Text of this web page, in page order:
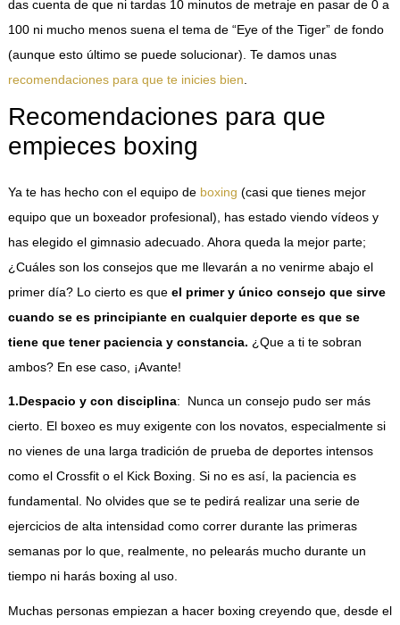
das cuenta de que ni tardas 10 minutos de metraje en pasar de 0 a
100 ni mucho menos suena el tema de “Eye of the Tiger” de fondo
(aunque esto último se puede solucionar). Te damos unas
recomendaciones para que te inicies bien.
Recomendaciones para que
empieces boxing
Ya te has hecho con el equipo de boxing (casi que tienes mejor
equipo que un boxeador profesional), has estado viendo vídeos y
has elegido el gimnasio adecuado. Ahora queda la mejor parte;
¿Cuáles son los consejos que me llevarán a no venirme abajo el
primer día? Lo cierto es que el primer y único consejo que sirve
cuando se es principiante en cualquier deporte es que se
tiene que tener paciencia y constancia. ¿Que a ti te sobran
ambos? En ese caso, ¡Avante!
1.Despacio y con disciplina: Nunca un consejo pudo ser más
cierto. El boxeo es muy exigente con los novatos, especialmente si
no vienes de una larga tradición de prueba de deportes intensos
como el Crossfit o el Kick Boxing. Si no es así, la paciencia es
fundamental. No olvides que se te pedirá realizar una serie de
ejercicios de alta intensidad como correr durante las primeras
semanas por lo que, realmente, no pelearás mucho durante un
tiempo ni harás boxing al uso.
Muchas personas empiezan a hacer boxing creyendo que, desde el